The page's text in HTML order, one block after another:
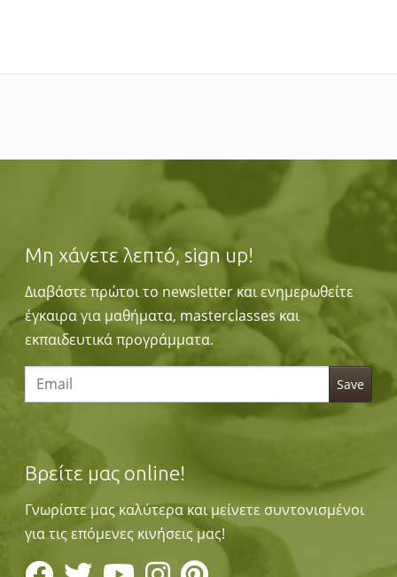
Μη χάνετε λεπτό, sign up!
Διαβάστε πρώτοι το newsletter και ενημερωθείτε
έγκαιρα για μαθήματα, masterclasses και
εκπαιδευτικά προγράμματα.
Βρείτε μας online!
Γνωρίστε μας καλύτερα και μείνετε συντονισμένοι
για τις επόμενες κινήσεις μας!